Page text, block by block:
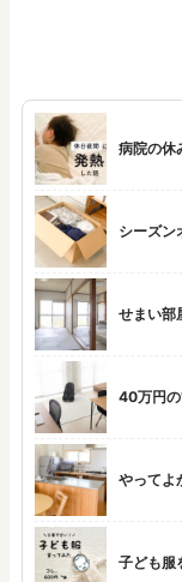
病院の休
シーズン
せまい部
40万円
やってよ
子ども服